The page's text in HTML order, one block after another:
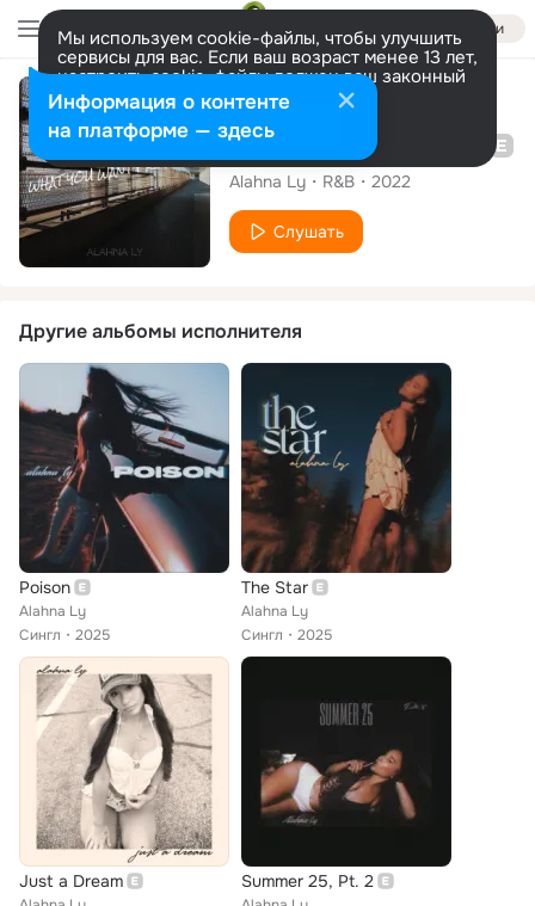
Войти
Мы используем cookie-файлы, чтобы улучшить
сервисы для вас. Если ваш возраст менее 13 лет,
настроить cookie-файлы должен ваш законный
представитель. Больше информации
Разрешить все Настроить
Сингл
Alahna Ly R&B 2022
Слушать
Другие альбомы исполнителя
Poison
Alahna Ly
Сингл
2025
The Star
Alahna Ly
Сингл
2025
Just a Dream Summer 25, Pt. 2
Информация о контенте
на платформе — здесь